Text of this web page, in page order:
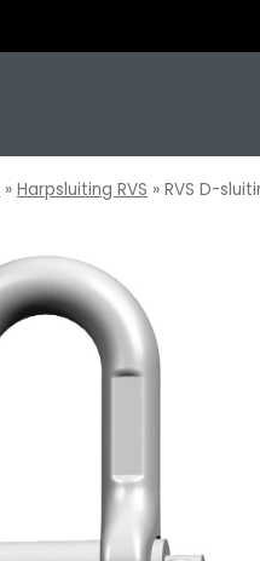
» Harpsluiting RVS » RVS D-